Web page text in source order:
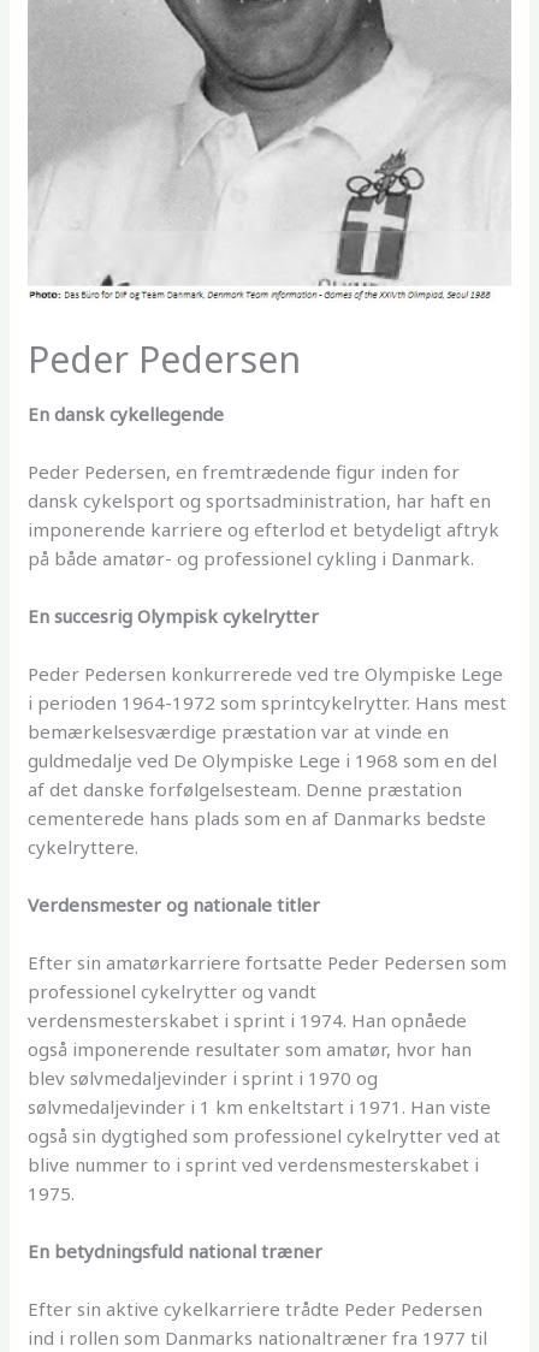
Peder Pedersen
En dansk cykellegende
Peder Pedersen, en fremtrædende figur inden for
dansk cykelsport og sportsadministration, har haft en
imponerende karriere og efterlod et betydeligt aftryk
på både amatør- og professionel cykling i Danmark.
En succesrig Olympisk cykelrytter
Peder Pedersen konkurrerede ved tre Olympiske Lege
i perioden 1964-1972 som sprintcykelrytter. Hans mest
bemærkelsesværdige præstation var at vinde en
guldmedalje ved De Olympiske Lege i 1968 som en del
af det danske forfølgelsesteam. Denne præstation
cementerede hans plads som en af Danmarks bedste
cykelryttere.
Verdensmester og nationale titler
Efter sin amatørkarriere fortsatte Peder Pedersen som
professionel cykelrytter og vandt
verdensmesterskabet i sprint i 1974. Han opnåede
også imponerende resultater som amatør, hvor han
blev sølvmedaljevinder i sprint i 1970 og
sølvmedaljevinder i 1 km enkeltstart i 1971. Han viste
også sin dygtighed som professionel cykelrytter ved at
blive nummer to i sprint ved verdensmesterskabet i
1975.
En betydningsfuld national træner
Efter sin aktive cykelkarriere trådte Peder Pedersen
ind i rollen som Danmarks nationaltræner fra 1977 til